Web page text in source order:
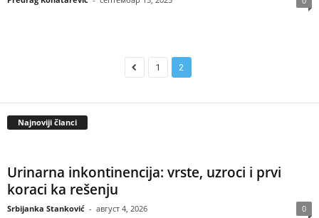
1 2
Najnoviji članci
Urinarna inkontinencija: vrste, uzroci i prvi
koraci ka rešenju
Srbijanka Stanković - август 4, 2026 0